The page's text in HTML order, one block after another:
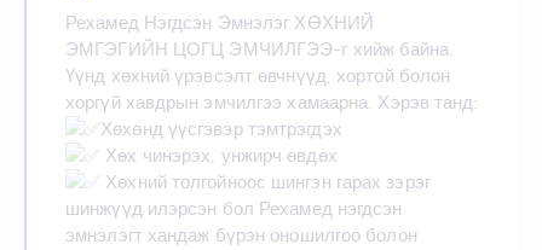
Рехамед Нэгдсэн Эмнэлэг ХӨХНИЙ
ЭМГЭГИЙН ЦОГЦ ЭМЧИЛГЭЭ-г хийж байна.
Үүнд хөхний үрэвсэлт өвчнүүд, хортой болон
хоргүй хавдрын эмчилгээ хамаарна. Хэрэв танд:
Хөхөнд үүсгэвэр тэмтрэгдэх
Хөх чинэрэх, унжирч өвдөх
Хөхний толгойноос шингэн гарах зэрэг
шинжүүд илэрсэн бол Рехамед нэгдсэн
эмнэлэгт хандаж бүрэн оношилгоо болон